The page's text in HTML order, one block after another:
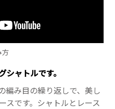
方
シャトルです。
編み目の繰り返しで、美し
スです。シャトルとレース